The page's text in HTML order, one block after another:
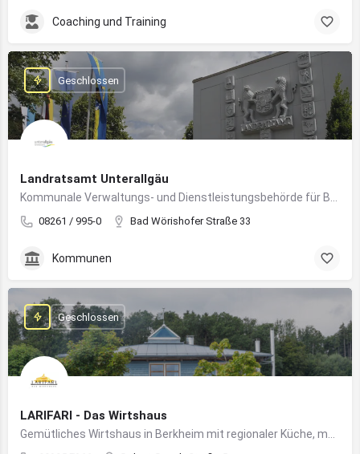
Coaching und Training
Landratsamt Unterallgäu
08261 / 995-0 Bad Wörishofer Straße 33
Geschlossen
Kommunen
LARIFARI - Das Wirtshaus
Geschlossen